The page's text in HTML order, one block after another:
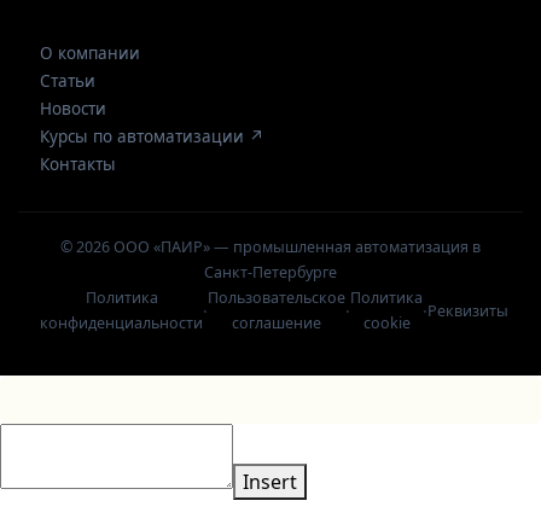
О компании
Статьи
Новости
Курсы по автоматизации ↗
Контакты
© 2026 ООО «ПАИР» — промышленная автоматизация в
Санкт-Петербурге
Политика
конфиденциальности
·
Пользовательское
соглашение
·
Политика
cookie
·Реквизиты
Insert